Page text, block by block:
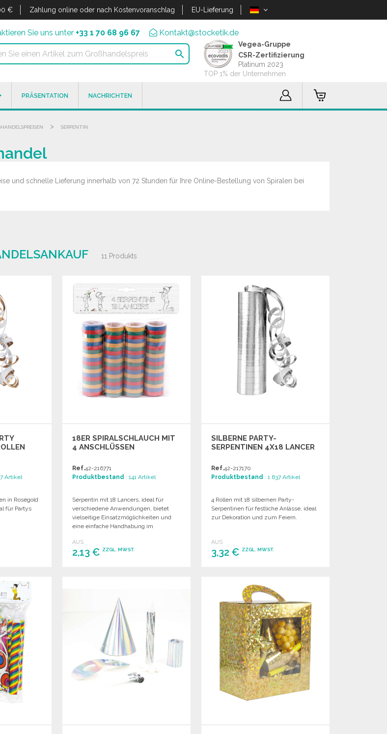
€ Zahlung online oder nach Kostenvoranschlag EU-Lieferung
Sie uns unter +33 1 70 68 96 67 Kontakt@stocketik.de

Vegea-Gruppe
CSR-Zertifizierung
Platinum 2023
TOP 1% der Unternehmen
PRÄSENTATION NACHRICHTEN
> SERPENTIN
und schnelle Lieferung innerhalb von 72 Stunden für Ihre Online-Bestellung von Spiralen bei
11 Produkts
Artikel
in Roségold
für Partys
18ER SPIRALSCHLAUCH MIT
4 ANSCHLÜSSEN
Ref.42-216771
Produktbestand : 141 Artikel
Serpentin mit 18 Lancers, ideal für
verschiedene Anwendungen, bietet
vielseitige Einsatzmöglichkeiten und
eine einfache Handhabung im
AUS
2,13 € ZZGL. MWST.
SILBERNE PARTY-
SERPENTINEN 4X18 LANCER
Ref.42-217170
Produktbestand : 1 637 Artikel
4 Rollen mit 18 silbernen Party-
Serpentinen für festliche Anlässe, ideal
zur Dekoration und zum Feiern.
AUS
3,32 € ZZGL. MWST.
Angebot anfordern